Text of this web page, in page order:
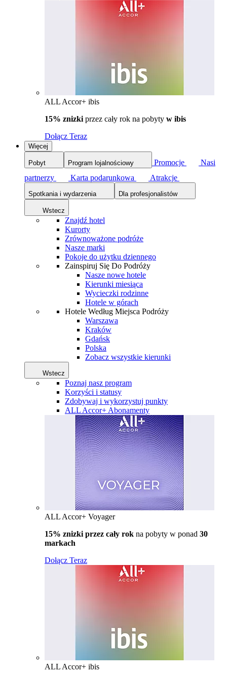
ALL Accor+ ibis
15% znizki przez cały rok na pobyty w ibis
Dołącz Teraz
Więcej
Pobyt Program lojalnościowy Promocje
Nasi
partnerzy
Karta podarunkowa Atrakcje
Spotkania i wydarzenia Dla profesjonalistów
Wstecz
Znajdź hotel
Kurorty
Zrównoważone podróże
Nasze marki
Pokoje do użytku dziennego
Zainspiruj Się Do Podróży
Nasze nowe hotele
Kierunki miesiąca
Wycieczki rodzinne
Hotele w górach
Hotele Według Miejsca Podróży
Warszawa
Kraków
Gdańsk
Polska
Zobacz wszystkie kierunki
Wstecz
Poznaj nasz program
Korzyści i statusy
Zdobywaj i wykorzystuj punkty
ALL Accor+ Abonamenty
ALL Accor+ Voyager
15% znizki przez cały rok na pobyty w ponad 30
markach
Dołącz Teraz
ALL Accor+ ibis